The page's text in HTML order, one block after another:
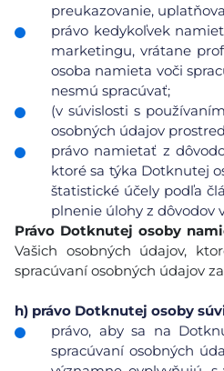
preukazovanie,
právo kedykoľvek
marketingu, vrátane
osoba namieta voči
nesmú spracúvať;
(v súvislosti s
osobných údajov
právo namietať z
ktoré sa týka Dotknutej
štatistické účely podľa
plnenie úlohy z dôvodov
Právo Dotknutej osoby
Vašich osobných údajov,
spracúvaní osobných údajov
h) právo Dotknutej osoby
právo, aby sa na
spracúvaní osobných